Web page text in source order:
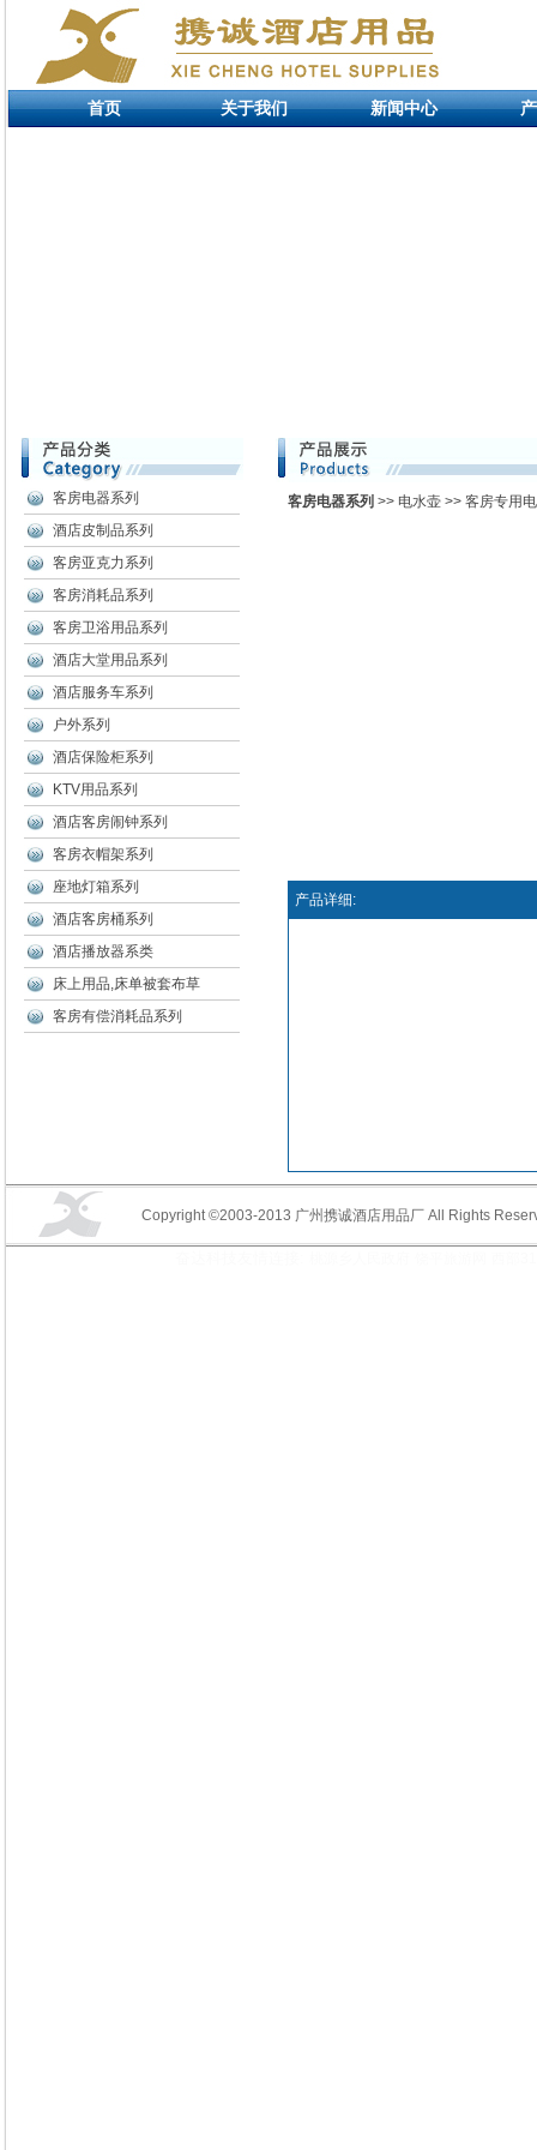
首页 关于我们 新闻中心
客房电器系列
酒店皮制品系列
客房亚克力系列
客房消耗品系列
客房卫浴用品系列
酒店大堂用品系列
酒店服务车系列
户外系列
酒店保险柜系列
KTV用品系列
酒店客房闹钟系列
客房衣帽架系列
座地灯箱系列
酒店客房桶系列
酒店播放器系类
床上用品,床单被套布草
客房有偿消耗品系列
客房电器系列 >> 电水壶 >> 客房专用
产品详细:
Copyright ©2003-2013 广州携诚酒店用品厂 All Rights